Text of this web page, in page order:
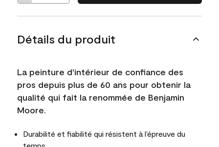
Détails du produit
La peinture d'intérieur de confiance des
pros depuis plus de 60 ans pour obtenir la
qualité qui fait la renommée de Benjamin
Moore.
Durabilité et fiabilité qui résistent à l’épreuve du
temps